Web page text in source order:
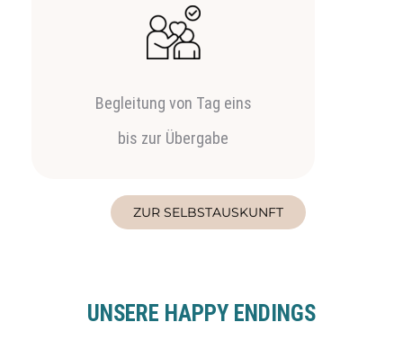
Begleitung von Tag eins
bis zur Übergabe
ZUR SELBSTAUSKUNFT
UNSERE HAPPY ENDINGS